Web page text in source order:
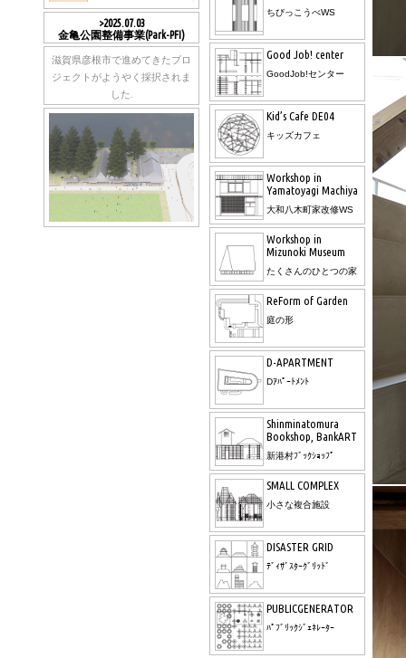
>2025.07.03
金亀公園整備事業(Park-PFI)
滋賀県彦根市で進めてきたプロ
ジェクトがようやく採択されま
した.
ちびっこうべWS
Good Job! center
GoodJob!センター
Kid’s Cafe DE04
キッズカフェ
Workshop in
Yamatoyagi Machiya
大和八木町家改修WS
Workshop in
Mizunoki Museum
たくさんのひとつの家
ReForm of Garden
庭の形
D-APARTMENT
Dｱﾊﾟｰﾄﾒﾝﾄ
Shinminatomura
Bookshop, BankART
新港村ﾌﾞｯｸｼｮｯﾌﾟ
SMALL COMPLEX
小さな複合施設
DISASTER GRID
ﾃﾞｨｻﾞｽﾀｰｸﾞﾘｯﾄﾞ
PUBLICGENERATOR
ﾊﾟﾌﾞﾘｯｸｼﾞｪﾈﾚｰﾀｰ